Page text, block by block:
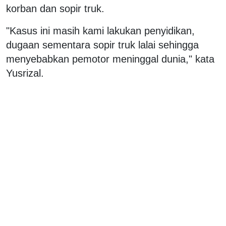
korban dan sopir truk.
"Kasus ini masih kami lakukan penyidikan,
dugaan sementara sopir truk lalai sehingga
menyebabkan pemotor meninggal dunia," kata
Yusrizal.